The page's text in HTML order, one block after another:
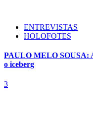
ENTREVISTAS
HOLOFOTES
PAULO MELO SOUSA:
o iceberg
3